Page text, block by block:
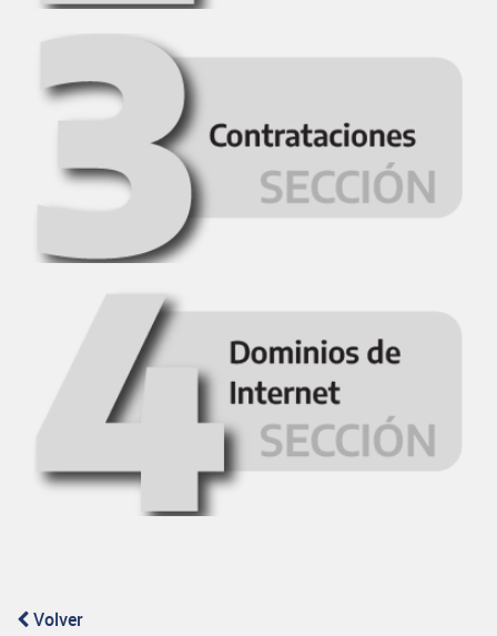
Volver